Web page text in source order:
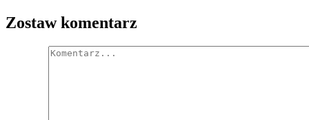
Zostaw komentarz